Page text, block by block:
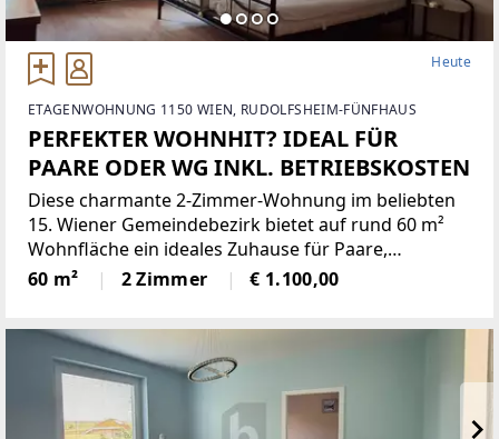
Heute
ETAGENWOHNUNG 1150 WIEN, RUDOLFSHEIM-FÜNFHAUS
PERFEKTER WOHNHIT? IDEAL FÜR
PAARE ODER WG INKL. BETRIEBSKOSTEN
Diese charmante 2-Zimmer-Wohnung im beliebten
15. Wiener Gemeindebezirk bietet auf rund 60 m²
Wohnfläche ein ideales Zuhause für Paare,
Berufstätige oder eine WG. Die Wohnung überzeugt
durch helle Räume, ein angenehmes Wohnambiente
60 m² 2 Zimmer € 1.100,00